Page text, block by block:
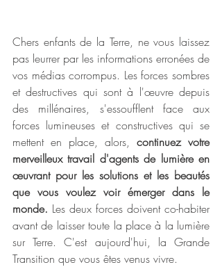
Chers enfants de la Terre, ne vous laissez
pas leurrer par les informations erronées de
vos médias corrompus. Les forces sombres
et destructives qui sont à l'œuvre depuis
des millénaires, s'essoufflent face aux
forces lumineuses et constructives qui se
mettent en place, alors, continuez votre
merveilleux travail d'agents de lumière en
œuvrant pour les solutions et les beautés
que vous voulez voir émerger dans le
monde. Les deux forces doivent co-habiter
avant de laisser toute la place à la lumière
sur Terre. C'est aujourd'hui, la Grande
Transition que vous êtes venus vivre.